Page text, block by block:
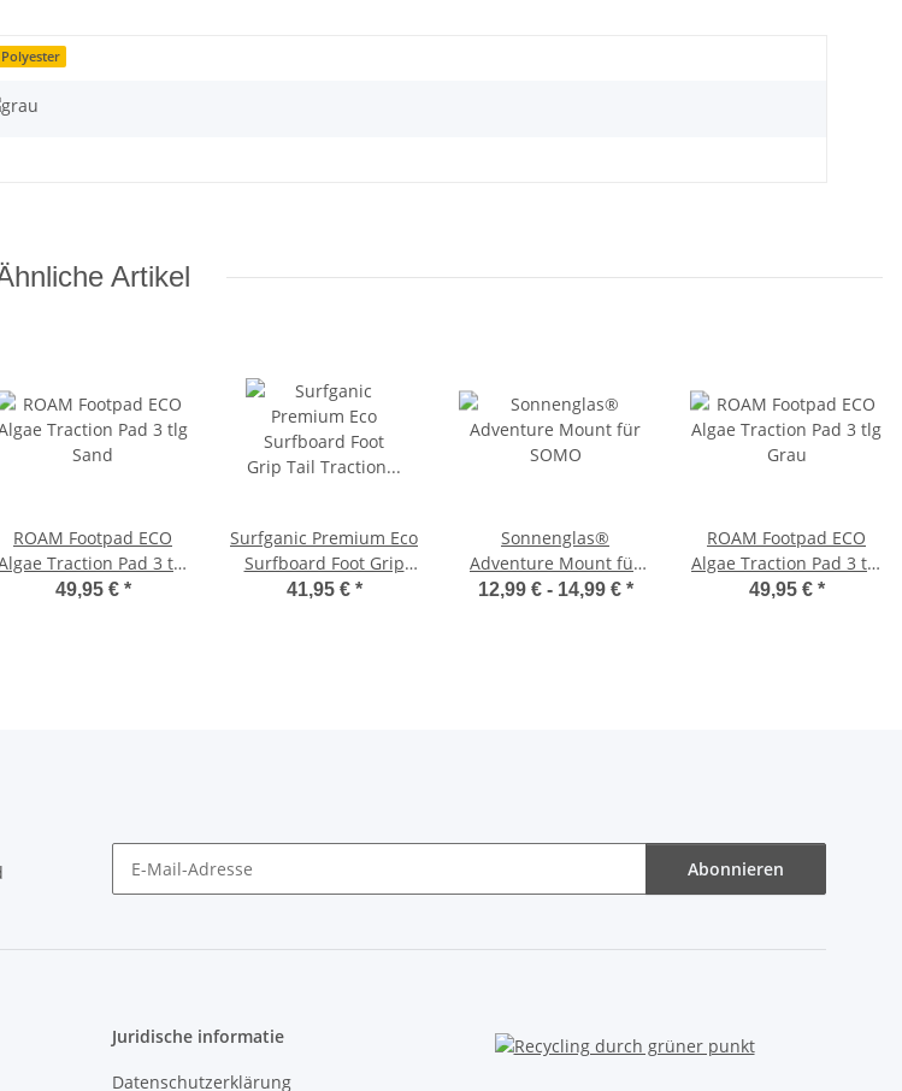
Artikel
ROAM Footpad ECO
Traction Pad 3 tlg
Sand
49,95 € *
Surfganic Premium Eco
Surfboard Foot Grip
Tail Traction Pad grau
41,95 € *
Sonnenglas®
Adventure Mount für
SOMO
12,99 € - 14,99 € *
ROAM Footpad ECO
Algae Traction Pad 3 tlg
Grau
49,95 € *
Abonnieren
Juridische informatie
Datenschutzerklärung